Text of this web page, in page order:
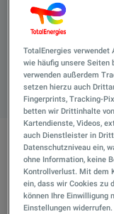
Was ist der
Solarthermie?
Photovoltaik
Strom um,
TotalEnergies verwendet
wie häufig unsere Seiten
verwenden außerdem
setzen hierzu auch
Fingerprints, Tracking-
betten wir Drittinhalte
Kartendienste, Videos,
auch Dienstleister in
Datenschutzniveau ein,
ohne Information, keine
Kontrollverlust. Mit dem
ein, dass wir Cookies zu
können Ihre Einwilligung
Einstellungen